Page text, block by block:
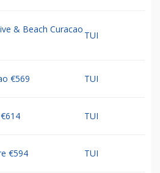
& Beach Curacao
TUI
€569 TUI
TUI
€594 TUI